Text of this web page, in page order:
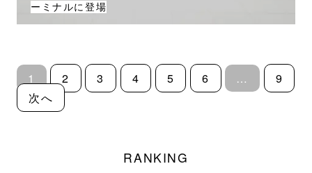
ーミナルに登場
1 2 3 4 5 6 …
9
次へ
RANKING